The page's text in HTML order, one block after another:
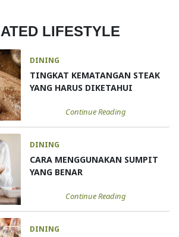
LIFESTYLE
DINING
TINGKAT KEMATANGAN STEAK
YANG HARUS DIKETAHUI
Continue Reading
DINING
CARA MENGGUNAKAN SUMPIT
YANG BENAR
Continue Reading
DINING